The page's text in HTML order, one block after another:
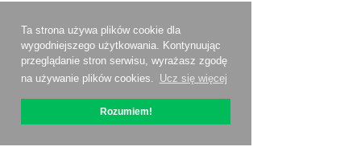
Ta strona używa plików cookie dla
wygodniejszego użytkowania. Kontynuując
przeglądanie stron serwisu, wyrażasz zgodę
na używanie plików cookies. Ucz się więcej
Rozumiem!